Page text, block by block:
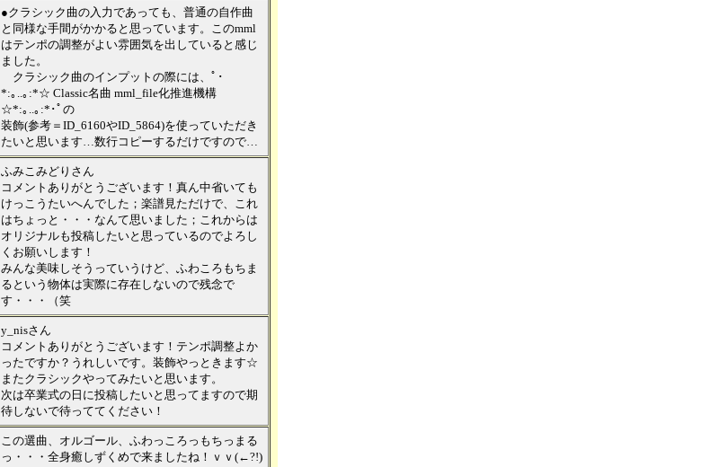
●クラシック曲の入力であっても、普通の自作曲
と同様な手間がかかると思っています。このmml
はテンポの調整がよい雰囲気を出していると感じ
ました。
クラシック曲のインプットの際には、ﾟ･
*:｡..｡:*☆ Classic名曲 mml_file化推進機構
☆*:｡..｡:*･ﾟの
装飾(参考＝ID_6160やID_5864)を使っていただき
たいと思います…数行コピーするだけですので…
ふみこみどりさん
コメントありがとうございます！真ん中省いても
けっこうたいへんでした；楽譜見ただけで、これ
はちょっと・・・なんて思いました；これからは
オリジナルも投稿したいと思っているのでよろし
くお願いします！
みんな美味しそうっていうけど、ふわころもちま
るという物体は実際に存在しないので残念で
す・・・（笑
y_nisさん
コメントありがとうございます！テンポ調整よか
ったですか？うれしいです。装飾やっときます☆
またクラシックやってみたいと思います。
次は卒業式の日に投稿したいと思ってますので期
待しないで待っててください！
この選曲、オルゴール、ふわっころっもちっまる
っ・・・全身癒しずくめで来ましたね！ｖｖ(←?!)